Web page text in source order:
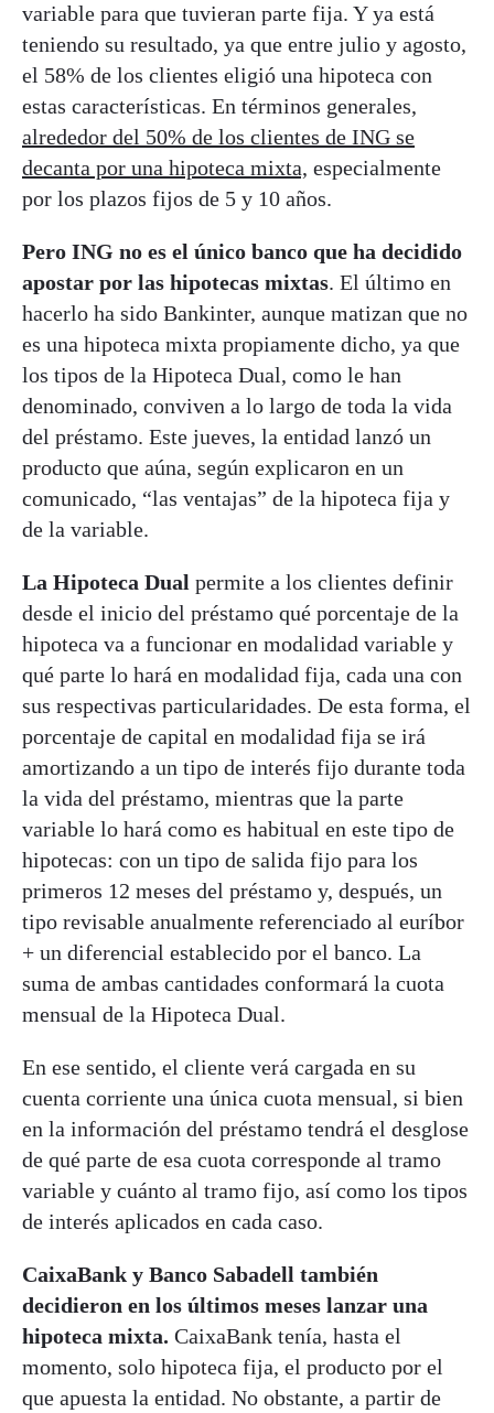
variable para que tuvieran parte fija. Y ya está
teniendo su resultado, ya que entre julio y agosto,
el 58% de los clientes eligió una hipoteca con
estas características. En términos generales,
alrededor del 50% de los clientes de ING se
decanta por una hipoteca mixta, especialmente
por los plazos fijos de 5 y 10 años.
Pero ING no es el único banco que ha decidido
apostar por las hipotecas mixtas. El último en
hacerlo ha sido Bankinter, aunque matizan que no
es una hipoteca mixta propiamente dicho, ya que
los tipos de la Hipoteca Dual, como le han
denominado, conviven a lo largo de toda la vida
del préstamo. Este jueves, la entidad lanzó un
producto que aúna, según explicaron en un
comunicado, “las ventajas” de la hipoteca fija y
de la variable.
La Hipoteca Dual permite a los clientes definir
desde el inicio del préstamo qué porcentaje de la
hipoteca va a funcionar en modalidad variable y
qué parte lo hará en modalidad fija, cada una con
sus respectivas particularidades. De esta forma, el
porcentaje de capital en modalidad fija se irá
amortizando a un tipo de interés fijo durante toda
la vida del préstamo, mientras que la parte
variable lo hará como es habitual en este tipo de
hipotecas: con un tipo de salida fijo para los
primeros 12 meses del préstamo y, después, un
tipo revisable anualmente referenciado al euríbor
+ un diferencial establecido por el banco. La
suma de ambas cantidades conformará la cuota
mensual de la Hipoteca Dual.
En ese sentido, el cliente verá cargada en su
cuenta corriente una única cuota mensual, si bien
en la información del préstamo tendrá el desglose
de qué parte de esa cuota corresponde al tramo
variable y cuánto al tramo fijo, así como los tipos
de interés aplicados en cada caso.
CaixaBank y Banco Sabadell también
decidieron en los últimos meses lanzar una
hipoteca mixta. CaixaBank tenía, hasta el
momento, solo hipoteca fija, el producto por el
que apuesta la entidad. No obstante, a partir de